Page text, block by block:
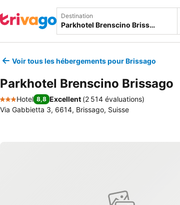
Destination
Voir tous les hébergements pour Brissago
Parkhotel Brenscino Brissago
3 Étoiles
Hotel 8,8 Excellent (2 514 évaluations)
Via Gabbietta 3, 6614, Brissago, Suisse